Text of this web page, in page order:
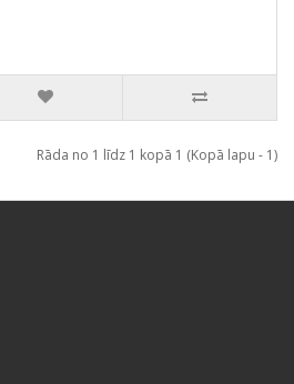
Rāda no 1 līdz 1 kopā 1 (Kopā lapu - 1)